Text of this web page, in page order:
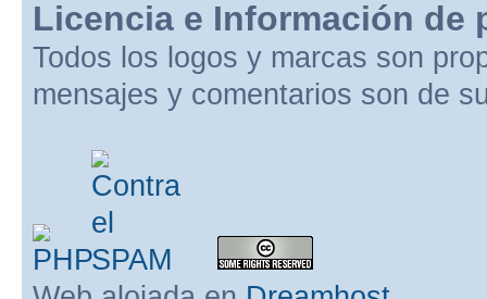
Licencia e Información de
Todos los logos y marcas son
mensajes y comentarios son de